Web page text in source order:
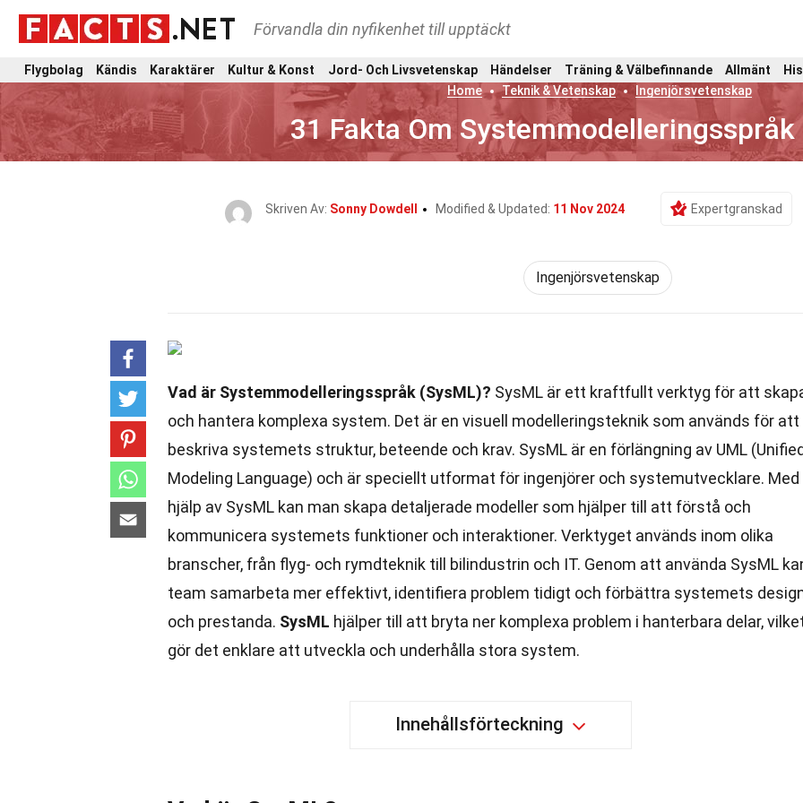
Förvandla din nyfikenhet till upptäckt
Flygbolag Kändis Karaktärer Kultur & Konst Jord- Och Livsvetenskap Händelser Träning & Välbefinnande Allmänt
Home
Teknik & Vetenskap Ingenjörsvetenskap
31 Fakta Om Systemmodelleringsspråk
Skriven Av: Sonny Dowdell Modified & Updated: 11 Nov 2024 Expertgranskad
Ingenjörsvetenskap
Vad är Systemmodelleringsspråk (SysML)? SysML är ett kraftfullt verktyg för att
och hantera komplexa system. Det är en visuell modelleringsteknik som används för att
beskriva systemets struktur, beteende och krav. SysML är en förlängning av UML (Unified
Modeling Language) och är speciellt utformat för ingenjörer och systemutvecklare. Med
hjälp av SysML kan man skapa detaljerade modeller som hjälper till att förstå och
kommunicera systemets funktioner och interaktioner. Verktyget används inom olika
branscher, från flyg- och rymdteknik till bilindustrin och IT. Genom att använda SysML
team samarbeta mer effektivt, identifiera problem tidigt och förbättra systemets
och prestanda. SysML hjälper till att bryta ner komplexa problem i hanterbara delar,
gör det enklare att utveckla och underhålla stora system.
Innehållsförteckning